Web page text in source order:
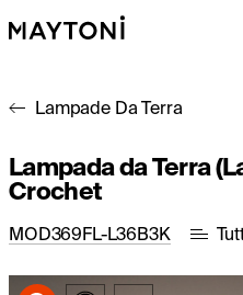
Lampade Da Terra
Lampada da Terra
Crochet
MOD369FL-L36B3K